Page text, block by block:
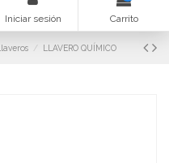
Iniciar sesión Carrito
Llaveros LLAVERO QUÍMICO